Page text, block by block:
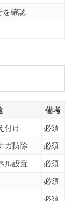
を確認
備考
付け
必須
ガ防除
必須
ル設置
必須
必須
必須